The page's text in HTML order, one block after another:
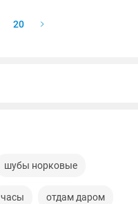
20
шубы норковые
часы отдам даром